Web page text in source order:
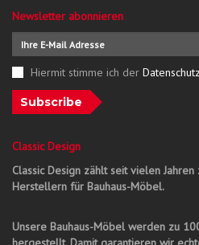
Newsletter abonnieren
Hiermit stimme ich der
Subscribe
Classic Design
Classic Design zählt seit vielen
Herstellern für Bauhaus-Möbel.
Unsere Bauhaus-Möbel werden zu